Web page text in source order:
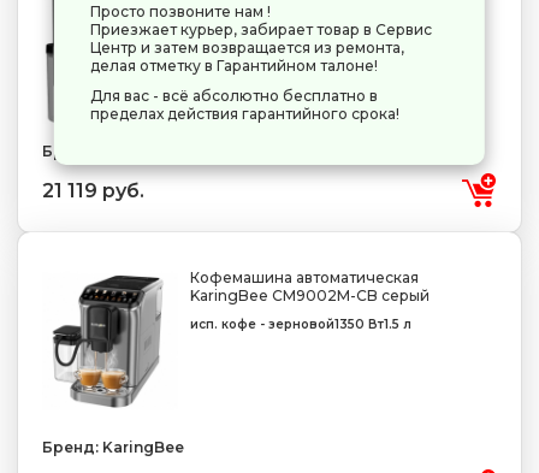
исп. кофе - зерновой1350 Вт1.5 л
Бренд: Weissgauff
21 119 руб.
Кофемашина автоматическая
KaringBee CM9002M-CB серый
исп. кофе - зерновой1350 Вт1.5 л
Бренд: KaringBee
Просто позвоните нам !
Приезжает курьер, забирает товар в Сервис
Центр и затем возвращается из ремонта,
делая отметку в Гарантийном талоне!
Для вас - всё абсолютно бесплатно в
пределах действия гарантийного срока!